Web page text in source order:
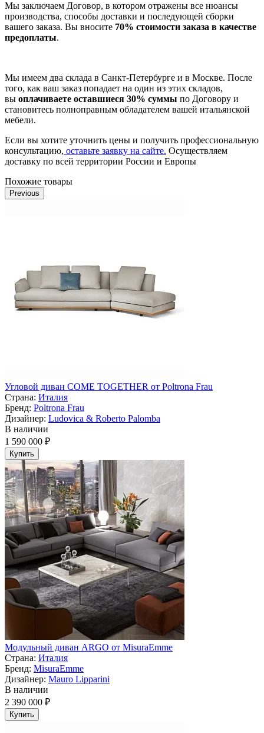
Мы заключаем Договор, в котором отражены все нюансы
производства, способы доставки и последующей сборки
вашего заказа. Вы вносите 70% стоимости заказа в качестве
предоплаты.
Мы имеем два склада в Санкт-Петербурге и в Москве. После
того, как ваш заказ попадает на один из этих складов,
вы оплачиваете оставшиеся 30% суммы по Договору и
становитесь полноправным обладателем вашей итальянской
мебели.
Если вы хотите уточнить цены и получить профессиональную
консультацию, оставьте заявку на сайте. Осуществляем
доставку по всей территории России и Европы
Похожие товары
Previous
Угловой диван COME TOGETHER от Poltrona Frau
Страна: Италия
Бренд: Poltrona Frau
Дизайнер: Ludovica & Roberto Palomba
В наличии
1 590 000 ₽
Купить
Модульный диван ARGO от MisuraEmme
Страна: Италия
Бренд: MisuraEmme
Дизайнер: Mauro Lipparini
В наличии
2 390 000 ₽
Купить